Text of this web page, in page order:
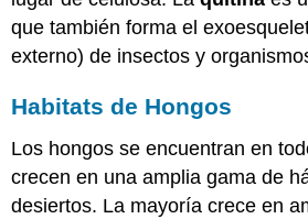
que también forma el
externo) de insectos y
Habitats de Hongos
Los hongos se encuentran en
crecen en una amplia gama de
desiertos. La mayoría crece en